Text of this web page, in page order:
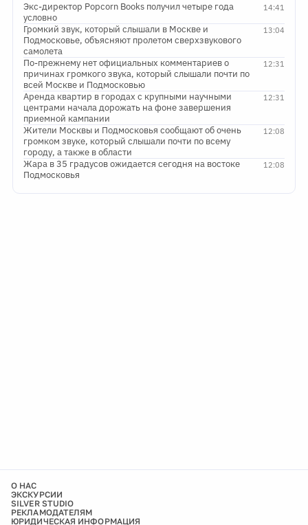
14:41
Экс-директор Popcorn Books получил четыре года
условно
13:04
Громкий звук, который слышали в Москве и
Подмосковье, объясняют пролетом сверхзвукового
самолета
12:31
По-прежнему нет официальных комментариев о
причинах громкого звука, который слышали почти по
всей Москве и Подмосковью
12:31
Аренда квартир в городах с крупными научными
центрами начала дорожать на фоне завершения
приемной кампании
12:08
Жители Москвы и Подмосковья сообщают об очень
громком звуке, который слышали почти по всему
городу, а также в области
12:08
Жара в 35 градусов ожидается сегодня на востоке
Подмосковья
О НАС
ЭКСКУРСИИ
SILVER STUDIO
РЕКЛАМОДАТЕЛЯМ
ЮРИДИЧЕСКАЯ ИНФОРМАЦИЯ